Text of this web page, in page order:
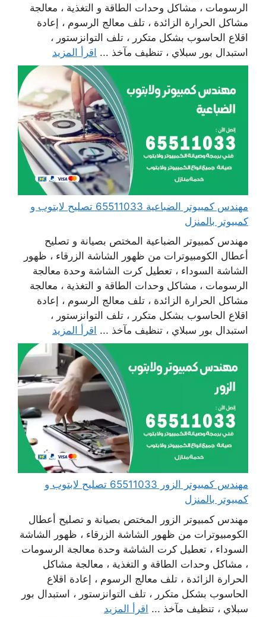
الرسومات ، مشاكل وحدات الطاقة و التغذية ، معالجة
مشاكل الحرارة الزائدة ، تلف معالج الرسوم ، إعادة
اقلاع الحاسوب بشكل متكرر ، تلف التوانزستور ،
استبدال بور سبلاي ، تنظيف مآخذ ... اقرأ المزيد
مهندس كمبيوتر الضباعية 65511033 تصليح لابتوب و
كمبيوتر بالمنزل
مهندس كمبيوتر الضباعية المختص بصيانة و تصليح
أعطال الكومبيوترات من ظهور الشاشة الزرقاء ، ظهور
الشاشة السوداء ، تعطيل كرت الشاشة وحدة معالجة
الرسومات ، مشاكل وحدات الطاقة و التغذية ، معالجة
مشاكل الحرارة الزائدة ، تلف معالج الرسوم ، إعادة
اقلاع الحاسوب بشكل متكرر ، تلف التوانزستور ،
استبدال بور سبلاي ، تنظيف مآخذ ... اقرأ المزيد
مهندس كمبيوتر الزور 65511033 تصليح لابتوب و
كمبيوتر بالمنزل
مهندس كمبيوتر الزور المختص بصيانة و تصليح أعطال
الكومبيوترات من ظهور الشاشة الزرقاء ، ظهور الشاشة
السوداء ، تعطيل كرت الشاشة وحدة معالجة الرسومات
، مشاكل وحدات الطاقة و التغذية ، معالجة مشاكل
الحرارة الزائدة ، تلف معالج الرسوم ، إعادة اقلاع
الحاسوب بشكل متكرر ، تلف التوانزستور ، استبدال بور
سبلاي ، تنظيف مآخذ ... اقرأ المزيد